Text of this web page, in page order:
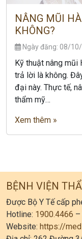
NÂNG MŨI
KHÔNG?
Ngày đăng: 08/
Kỹ thuật nâng mũi
trả lời là không.
đại này. Thực tế,
thẩm mỹ…
Xem thêm »
BỆNH VIỆN
Được Bộ Y Tế cấp
Hotline: 1900.4466 –
Website: https://